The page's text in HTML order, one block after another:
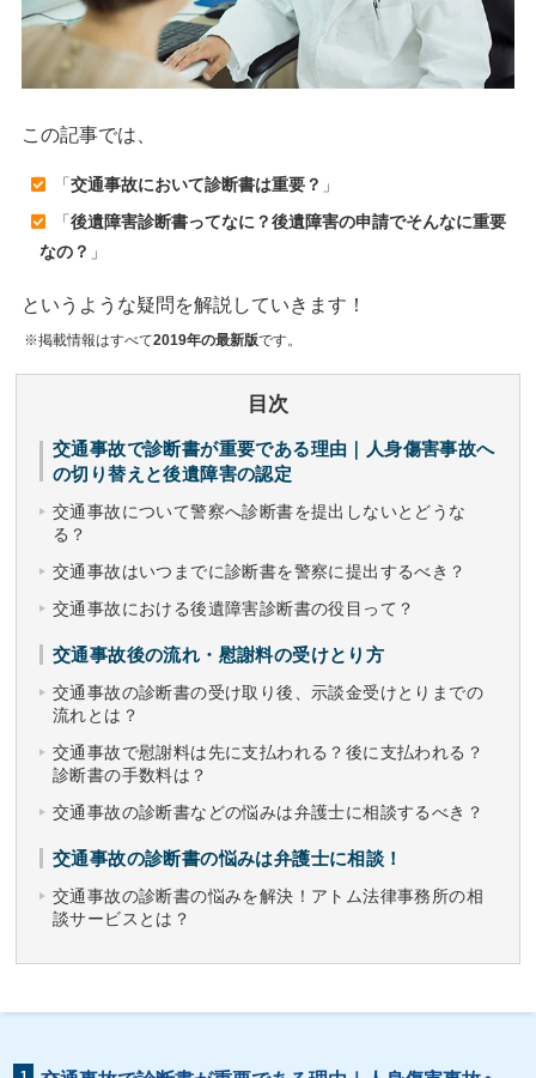
この記事では、
「交通事故において診断書は重要？ 」
「後遺障害診断書ってなに？後遺障害の申請でそんなに重要
なの？ 」
というような疑問を解説していきます！
※掲載情報はすべて2019年の最新版です。
目次
交通事故で診断書が重要である理由｜人身傷害事故へ
の切り替えと後遺障害の認定
交通事故について警察へ診断書を提出しないとどうな
る？
交通事故はいつまでに診断書を警察に提出するべき？
交通事故における後遺障害診断書の役目って？
交通事故後の流れ・慰謝料の受けとり方
交通事故の診断書の受け取り後、示談金受けとりまでの
流れとは？
交通事故で慰謝料は先に支払われる？後に支払われる？
診断書の手数料は？
交通事故の診断書などの悩みは弁護士に相談するべき？
交通事故の診断書の悩みは弁護士に相談！
交通事故の診断書の悩みを解決！アトム法律事務所の相
談サービスとは？